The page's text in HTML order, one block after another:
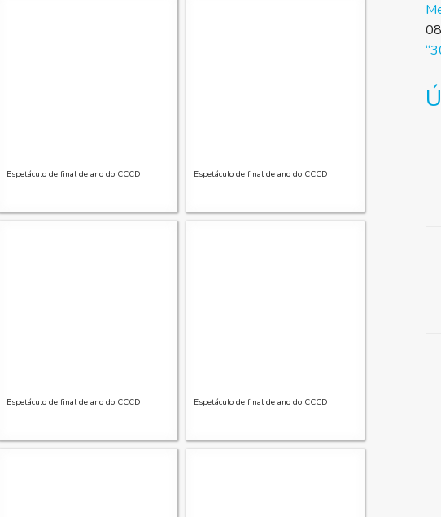
Espetáculo de final de ano do CCCD Espetáculo de final de ano do CCCD
Espetáculo de final de ano do CCCD Espetáculo de final de ano do CCCD